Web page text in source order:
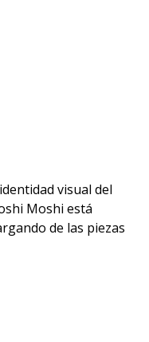
visual del
Moshi está
de las piezas